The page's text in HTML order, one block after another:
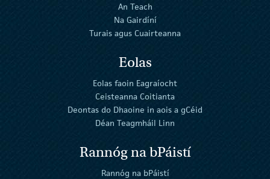
An Teach
Na Gairdíní
Turais agus Cuairteanna
Eolas
Eolas faoin Eagraíocht
Ceisteanna Coitianta
Deontas do Dhaoine in aois a gCéid
Déan Teagmháil Linn
Rannóg na bPáistí
Rannóg na bPáistí